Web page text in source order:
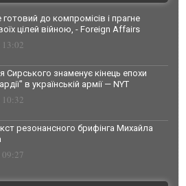
до компромісів і прагне
цілей війною, - Foreign Affairs
Сирського знаменує кінець епохи
в українській армії — NYT
10:32
резонансного брифінга Михайла
09:27